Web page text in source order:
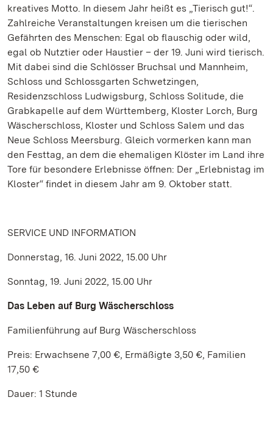
kreatives Motto. In diesem Jahr heißt es „Tierisch gut!“.
Zahlreiche Veranstaltungen kreisen um die tierischen
Gefährten des Menschen: Egal ob flauschig oder wild,
egal ob Nutztier oder Haustier – der 19. Juni wird tierisch.
Mit dabei sind die Schlösser Bruchsal und Mannheim,
Schloss und Schlossgarten Schwetzingen,
Residenzschloss Ludwigsburg, Schloss Solitude, die
Grabkapelle auf dem Württemberg, Kloster Lorch, Burg
Wäscherschloss, Kloster und Schloss Salem und das
Neue Schloss Meersburg. Gleich vormerken kann man
den Festtag, an dem die ehemaligen Klöster im Land ihre
Tore für besondere Erlebnisse öffnen: Der „Erlebnistag im
Kloster“ findet in diesem Jahr am 9. Oktober statt.
SERVICE UND INFORMATION
Donnerstag, 16. Juni 2022, 15.00 Uhr
Sonntag, 19. Juni 2022, 15.00 Uhr
Das Leben auf Burg Wäscherschloss
Familienführung auf Burg Wäscherschloss
Preis: Erwachsene 7,00 €, Ermäßigte 3,50 €, Familien
17,50 €
Dauer: 1 Stunde